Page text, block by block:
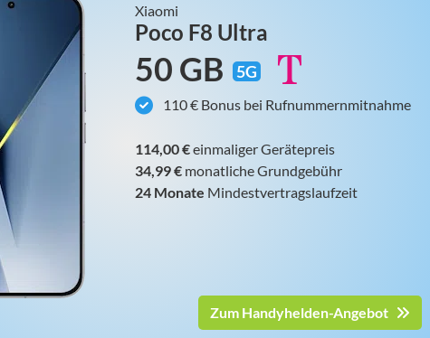
Xiaomi
Poco F8 Ultra
50 GB 5G
110 € Bonus bei Rufnummernmitnahme
114,00 €einmaliger Gerätepreis
34,99 € monatliche Grundgebühr
24 Monate Mindestvertragslaufzeit
Zum Handyhelden-Angebot